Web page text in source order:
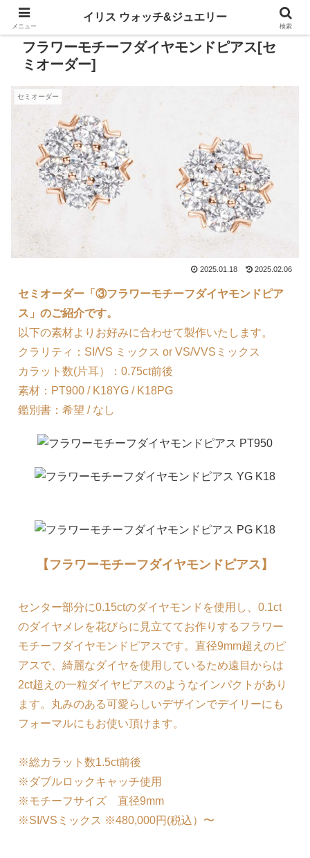
フラワーモチーフダイヤモンドピアス[セ
ミオーダー]
セミオーダー
2025.01.18 2025.02.06
セミオーダー「③フラワーモチーフダイヤモンドピア
ス」のご紹介です。
以下の素材よりお好みに合わせて製作いたします。
クラリティ：SI/VS ミックス or VS/VVSミックス
カラット数(片耳）：0.75ct前後
素材：PT900 / K18YG / K18PG
鑑別書：希望 / なし
【フラワーモチーフダイヤモンドピアス】
センター部分に0.15ctのダイヤモンドを使用し、0.1ct
のダイヤメレを花びらに見立ててお作りするフラワー
モチーフダイヤモンドピアスです。直径9mm超えのピ
アスで、綺麗なダイヤを使用しているため遠目からは
2ct超えの一粒ダイヤピアスのようなインパクトがあり
ます。丸みのある可愛らしいデザインでデイリーにも
フォーマルにもお使い頂けます。
※総カラット数1.5ct前後
※ダブルロックキャッチ使用
※モチーフサイズ 直径9mm
※SI/VSミックス ※480,000円(税込）〜
メニュー
イリス ウォッチ&ジュエリー
検索